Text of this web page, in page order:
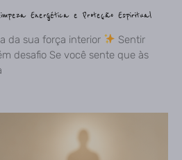
Energética e Proteção Espiritual
da sua força interior
Sentir
desafio Se você sente que às